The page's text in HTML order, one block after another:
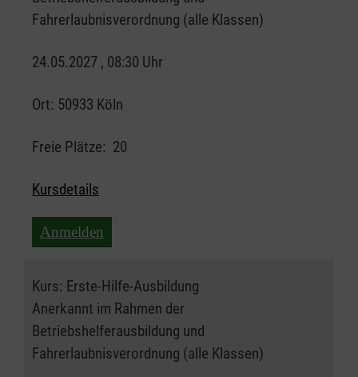
Fahrerlaubnisverordnung (alle Klassen)
24.05.2027 , 08:30 Uhr
Ort: 50933 Köln
Freie Plätze: 20
Kursdetails
Anmelden
Kurs: Erste-Hilfe-Ausbildung
Anerkannt im Rahmen der
Betriebshelferausbildung und
Fahrerlaubnisverordnung (alle Klassen)